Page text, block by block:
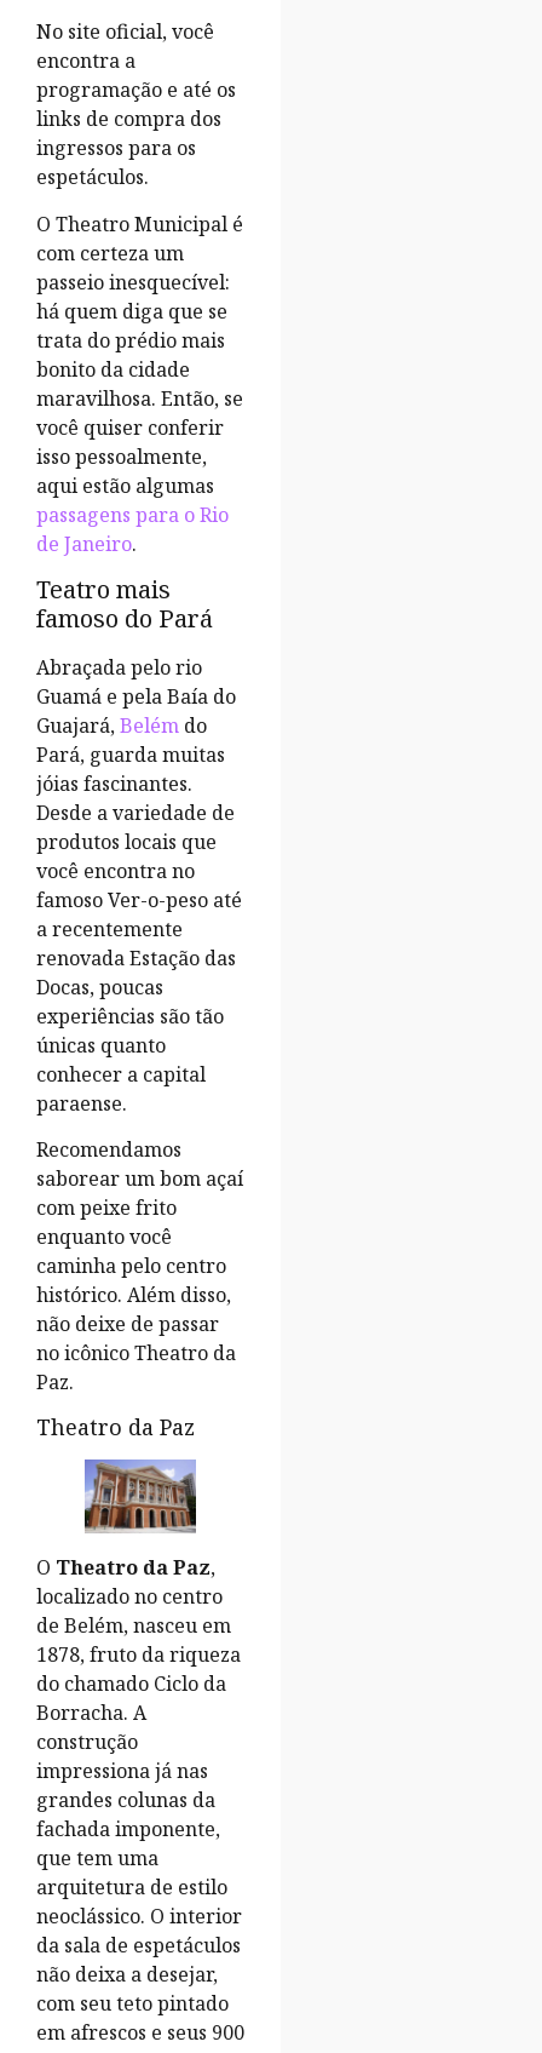
No site oficial, você
encontra a
programação e até os
links de compra dos
ingressos para os
espetáculos.
O Theatro Municipal é
com certeza um
passeio inesquecível:
há quem diga que se
trata do prédio mais
bonito da cidade
maravilhosa. Então, se
você quiser conferir
isso pessoalmente,
aqui estão algumas
passagens para o Rio
de Janeiro.
Teatro mais
famoso do Pará
Abraçada pelo rio
Guamá e pela Baía do
Guajará,Belém do
Pará, guarda muitas
jóias fascinantes.
Desde a variedade de
produtos locais que
você encontra no
famoso Ver-o-peso até
a recentemente
renovada Estação das
Docas, poucas
experiências são tão
únicas quanto
conhecer a capital
paraense.
Recomendamos
saborear um bom açaí
com peixe frito
enquanto você
caminha pelo centro
histórico. Além disso,
não deixe de passar
no icônico Theatro da
Paz.
Theatro da Paz
O Theatro da Paz,
localizado no centro
de Belém, nasceu em
1878, fruto da riqueza
do chamado Ciclo da
Borracha. A
construção
impressiona já nas
grandes colunas da
fachada imponente,
que tem uma
arquitetura de estilo
neoclássico. O interior
da sala de espetáculos
não deixa a desejar,
com seu teto pintado
em afrescos e seus 900